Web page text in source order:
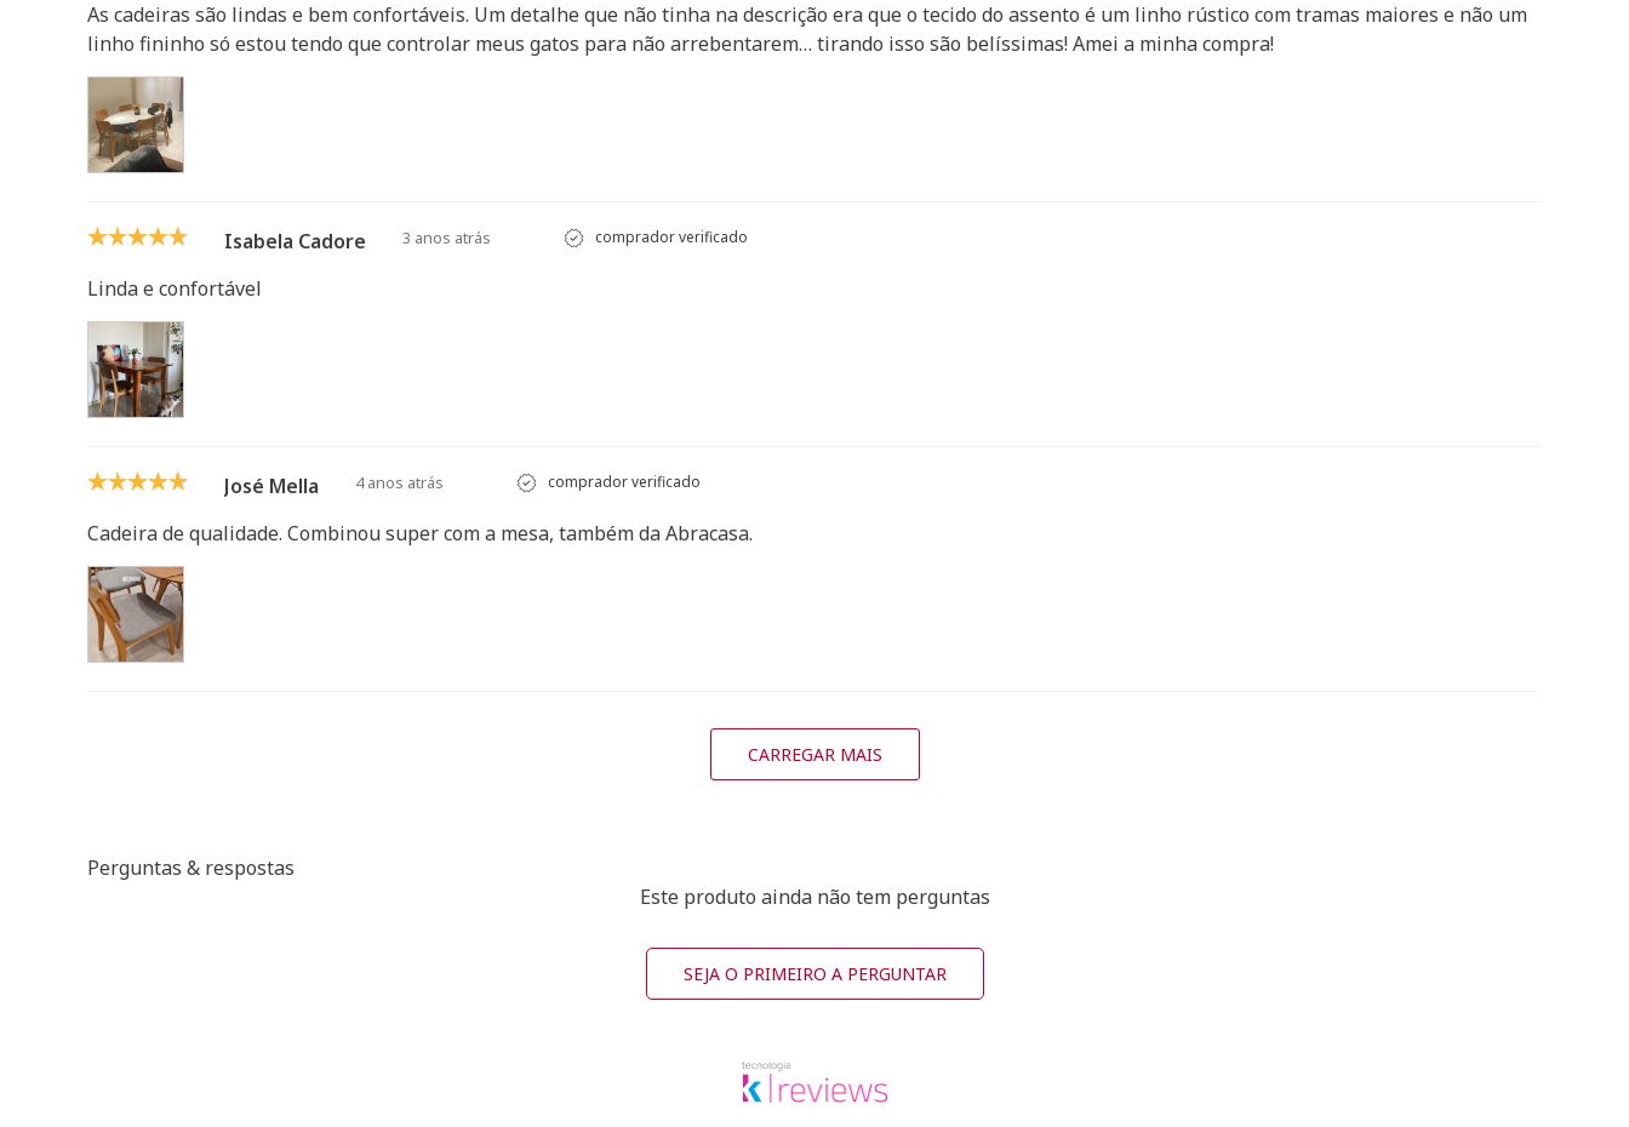
As cadeiras são lindas e bem confortáveis. Um detalhe que não tinha na descrição era que o tecido do assento é um linho rústico com tramas maiores e não um
linho fininho só estou tendo que controlar meus gatos para não arrebentarem… tirando isso são belíssimas! Amei a minha compra!
Isabela Cadore 3 anos atrás comprador verificado
Linda e confortável
José Mella 4 anos atrás comprador verificado
Cadeira de qualidade. Combinou super com a mesa, também da Abracasa.
CARREGAR MAIS
Perguntas & respostas
Este produto ainda não tem perguntas
SEJA O PRIMEIRO A PERGUNTAR